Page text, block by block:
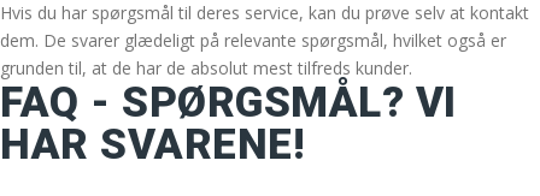
Hvis du har spørgsmål til deres service, kan du prøve selv at kontakt
dem. De svarer glædeligt på relevante spørgsmål, hvilket også er
grunden til, at de har de absolut mest tilfreds kunder.
FAQ - SPØRGSMÅL? VI
HAR SVARENE!